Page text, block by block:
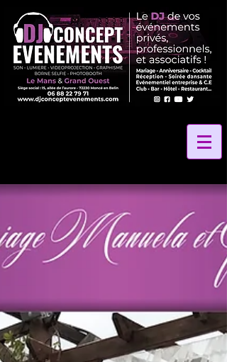
24 Heures Le Mans24 Hours Le Mans
24h Le Mans 72
Amélie Leray photographeAnniversaire
Anniversaire Gite des Grands Marais
Anniversaire La Petite Rangée
Au Panier Gourmand
Au cœur des saveurs
Au cœur des saveurs traiteur
Automobile_Club_De_L'_Ouest
BNP Paribas